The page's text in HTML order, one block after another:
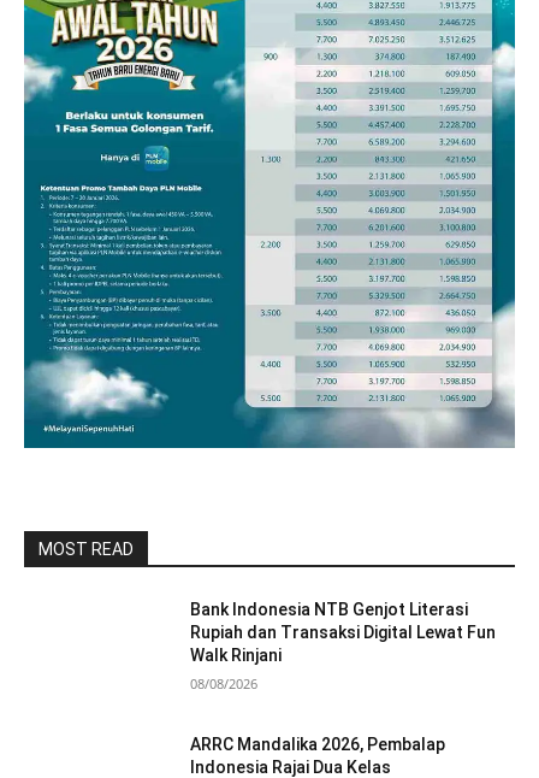
MOST READ
Bank Indonesia NTB Genjot Literasi
Rupiah dan Transaksi Digital Lewat Fun
Walk Rinjani
08/08/2026
ARRC Mandalika 2026, Pembalap
Indonesia Rajai Dua Kelas